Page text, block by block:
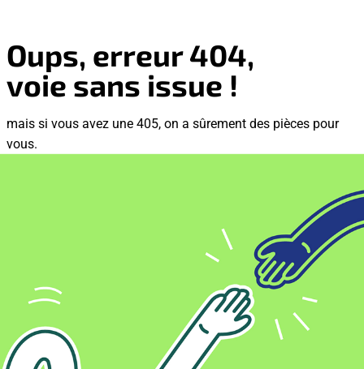
Oups, erreur 404,
voie sans issue !
mais si vous avez une 405, on a sûrement des pièces pour
vous.